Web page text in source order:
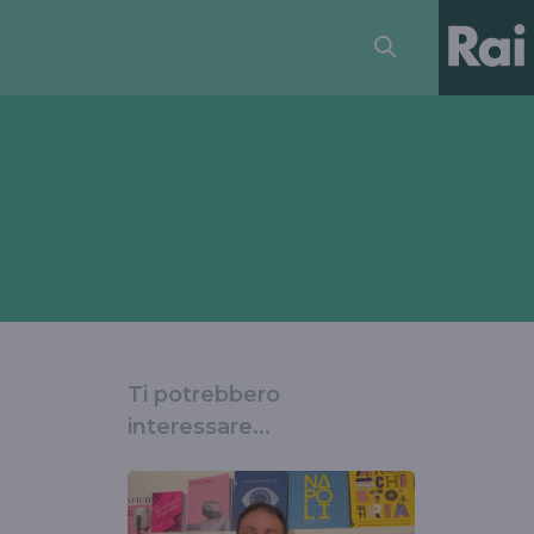
Ti potrebbero
interessare...